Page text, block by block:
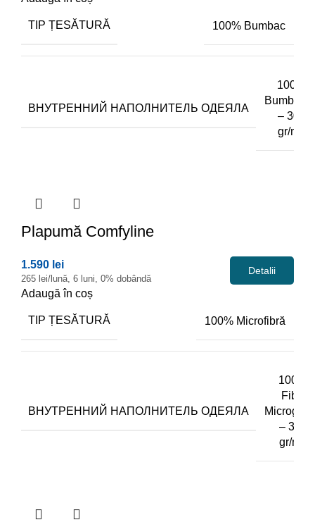
TIP ȚESĂTURĂ 100% Bumbac
ВНУТРЕННИЙ НАПОЛНИТЕЛЬ ОДЕЯЛА
100%
Bumbac
– 300
gr/m2
Plapumă Comfyline
1.590 lei
265 lei/lună, 6 luni, 0% dobândă
Detalii
Adaugă în coș
TIP ȚESĂTURĂ 100% Microfibră
ВНУТРЕННИЙ НАПОЛНИТЕЛЬ ОДЕЯЛА
100%
Fibra
Microgel
– 350
gr/m2